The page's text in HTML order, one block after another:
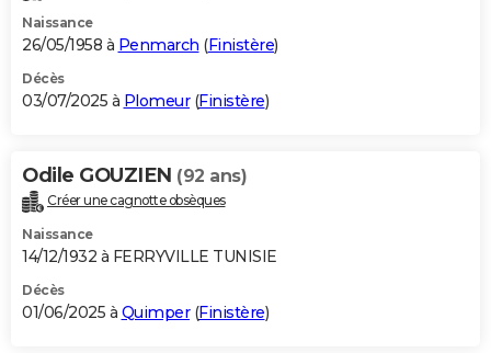
Naissance
26/05/1958 à Penmarch (Finistère)
Décès
03/07/2025 à Plomeur(Finistère)
Odile GOUZIEN (92 ans)
Créer une cagnotte obsèques
Naissance
14/12/1932 à FERRYVILLE TUNISIE
Décès
01/06/2025 à Quimper(Finistère)